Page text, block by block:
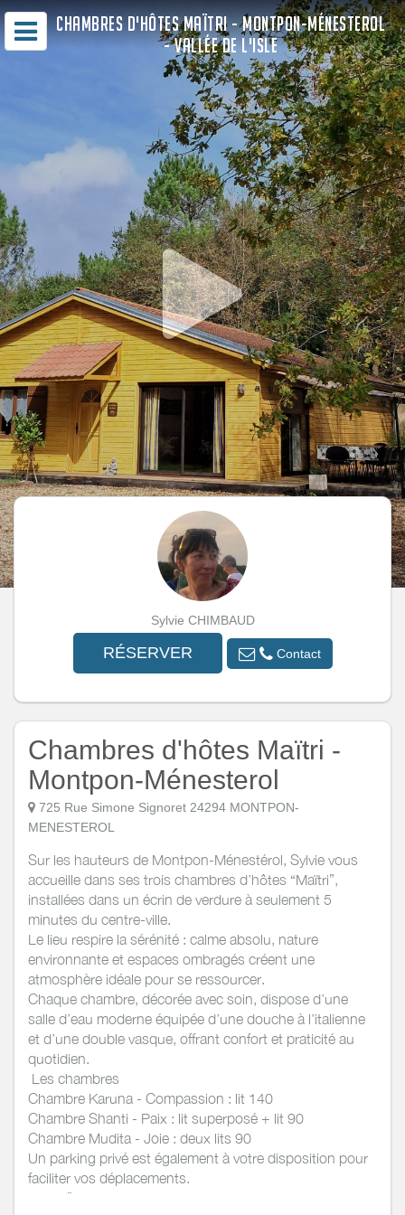
CHAMBRES D'HÔTES MAÏTRI - MONTPON-MÉNESTEROL
- VALLÉE DE L'ISLE
Sylvie CHIMBAUD
RÉSERVER Contact
Chambres d'hôtes Maïtri -
Montpon-Ménesterol
725 Rue Simone Signoret 24294 MONTPON-
MENESTEROL
Sur les hauteurs de Montpon-Ménestérol, Sylvie vous
accueille dans ses trois chambres d’hôtes “Maïtri”,
installées dans un écrin de verdure à seulement 5
minutes du centre-ville.
Le lieu respire la sérénité : calme absolu, nature
environnante et espaces ombragés créent une
atmosphère idéale pour se ressourcer.
Chaque chambre, décorée avec soin, dispose d’une
salle d’eau moderne équipée d’une douche à l’italienne
et d’une double vasque, offrant confort et praticité au
quotidien.
Les chambres
Chambre Karuna - Compassion : lit 140
Chambre Shanti - Paix : lit superposé + lit 90
Chambre Mudita - Joie : deux lits 90
Un parking privé est également à votre disposition pour
faciliter vos déplacements.
“Maïtri” est un lieu simple, chaleureux et authentique,